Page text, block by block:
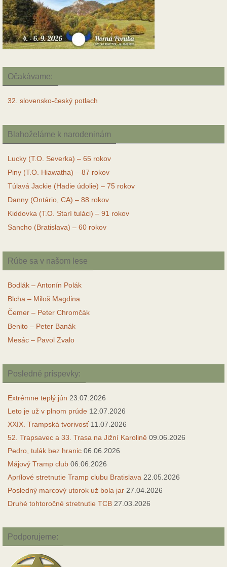
Očakávame:
32. slovensko-český potlach
Blahoželáme k narodeninám
Lucky (T.O. Severka) – 65 rokov
Piny (T.O. Hiawatha) – 87 rokov
Túlavá Jackie (Hadie údolie) – 75 rokov
Danny (Ontário, CA) – 88 rokov
Kiddovka (T.O. Starí tuláci) – 91 rokov
Sancho (Bratislava) – 60 rokov
Rúbe sa v našom lese
Bodlák – Antonín Polák
Blcha – Miloš Magdina
Čemer – Peter Chromčák
Benito – Peter Banák
Mesác – Pavol Zvalo
Posledné príspevky:
Extrémne teplý jún 23.07.2026
Leto je už v plnom prúde 12.07.2026
XXIX. Trampská tvorivosť 11.07.2026
52. Trapsavec a 33. Trasa na Jižní Karolině 09.06.2026
Pedro, tulák bez hranic 06.06.2026
Májový Tramp club 06.06.2026
Aprílové stretnutie Tramp clubu Bratislava 22.05.2026
Posledný marcový utorok už bola jar 27.04.2026
Druhé tohtoročné stretnutie TCB 27.03.2026
Podporujeme: